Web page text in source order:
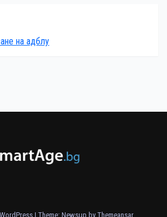
на адблу
| Theme: Newsup by Themeansar.